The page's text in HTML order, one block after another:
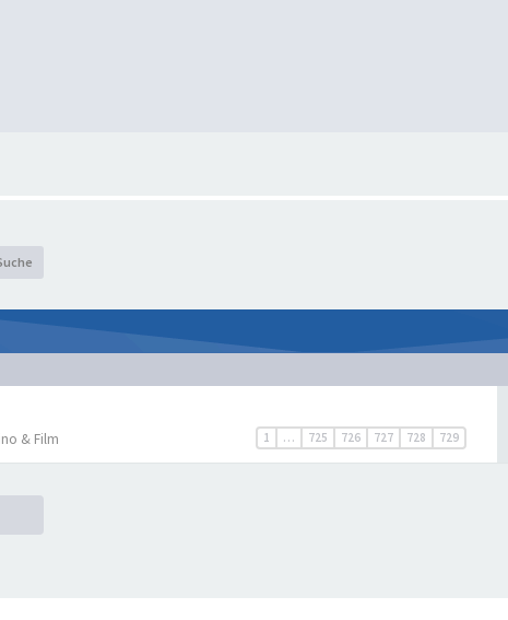
1 … 725 726 727 728 729
& Film